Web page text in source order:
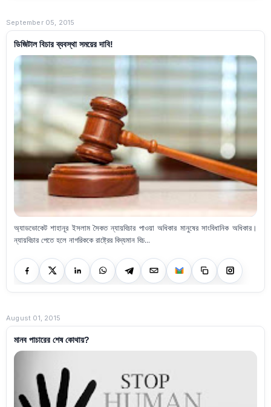
September 05, 2015
ডিজিটাল বিচার ব্যবস্থা সময়ের দাবি!
অ্যাডভোকেট শাহানূর ইসলাম সৈকত ন্যায়বিচার পাওয়া অধিকার মানুষের সাংবিধানিক অধিকার।
ন্যায়বিচার পেতে হলে নাগরিককে রাষ্ট্রের বিদ্যমান বিচ...
August 01, 2015
মানব পাচারের শেষ কোথায়?